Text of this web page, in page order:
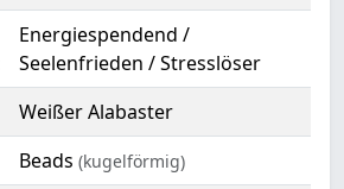
Energiespendend /
Seelenfrieden / Stresslöser
Weißer Alabaster
Beads (kugelförmig)